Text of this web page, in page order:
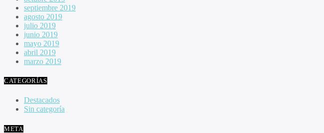
septiembre 2019
agosto 2019
julio 2019
junio 2019
mayo 2019
abril 2019
marzo 2019
CATEGORÍAS
Destacados
Sin categoría
META